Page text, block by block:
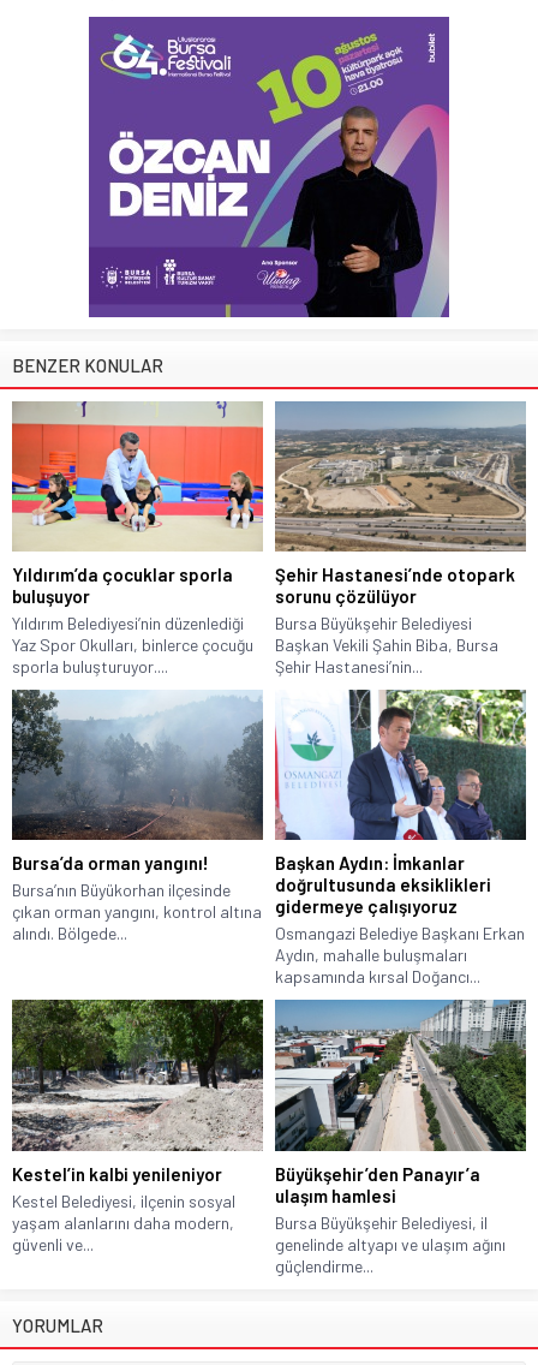
BENZER KONULAR
Yıldırım’da çocuklar sporla
buluşuyor
Yıldırım Belediyesi’nin düzenlediği
Yaz Spor Okulları, binlerce çocuğu
sporla buluşturuyor....
Şehir Hastanesi’nde otopark
sorunu çözülüyor
Bursa Büyükşehir Belediyesi
Başkan Vekili Şahin Biba, Bursa
Şehir Hastanesi’nin...
Bursa’da orman yangını!
Bursa’nın Büyükorhan ilçesinde
çıkan orman yangını, kontrol altına
alındı. Bölgede...
Başkan Aydın: İmkanlar
doğrultusunda eksiklikleri
gidermeye çalışıyoruz
Osmangazi Belediye Başkanı Erkan
Aydın, mahalle buluşmaları
kapsamında kırsal Doğancı...
Kestel’in kalbi yenileniyor
Kestel Belediyesi, ilçenin sosyal
yaşam alanlarını daha modern,
güvenli ve...
Büyükşehir’den Panayır’a
ulaşım hamlesi
Bursa Büyükşehir Belediyesi, il
genelinde altyapı ve ulaşım ağını
güçlendirme...
YORUMLAR